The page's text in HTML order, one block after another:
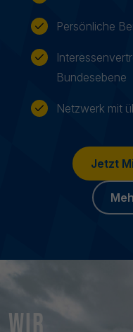
Persönliche
Bundesebene
Netzwerk mit
Jetzt
Wir